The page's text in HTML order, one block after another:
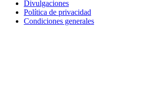
Divulgaciones
Política de privacidad
Condiciones generales